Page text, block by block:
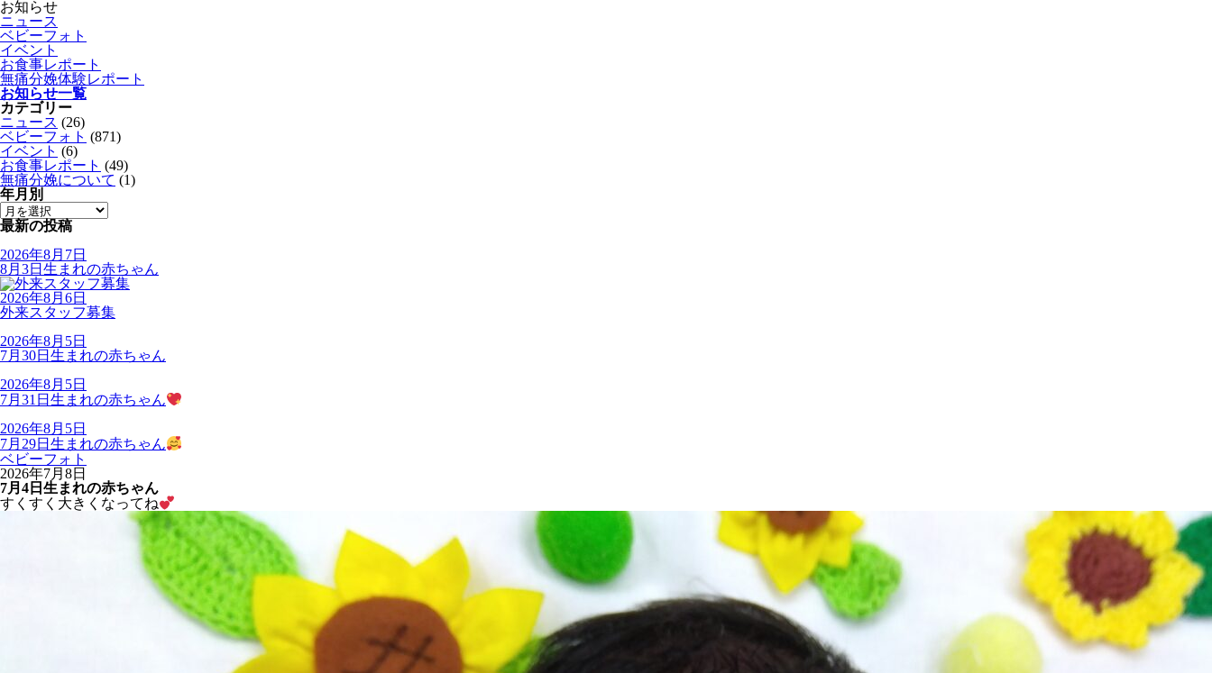
お知らせ
ニュース
ベビーフォト
イベント
お食事レポート
無痛分娩体験レポート
お知らせ一覧
カテゴリー
ニュース (26)
ベビーフォト (871)
イベント (6)
お食事レポート (49)
無痛分娩について (1)
年月別
最新の投稿
2026年8月7日
8月3日生まれの赤ちゃん
2026年8月6日
外来スタッフ募集
2026年8月5日
7月30日生まれの赤ちゃん
2026年8月5日
7月31日生まれの赤ちゃん
2026年8月5日
7月29日生まれの赤ちゃん
ベビーフォト
2026年7月8日
7月4日生まれの赤ちゃん
すくすく大きくなってね